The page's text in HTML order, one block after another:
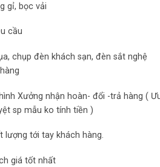
gỉ, bọc vải
cầu
chụp đèn khách sạn, đèn sắt nghệ
Xưởng nhận hoàn- đổi -trả hàng (
sp mẫu ko tính tiền )
tới tay khách hàng.
giá tốt nhất